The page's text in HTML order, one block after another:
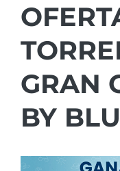
GRAN
BY